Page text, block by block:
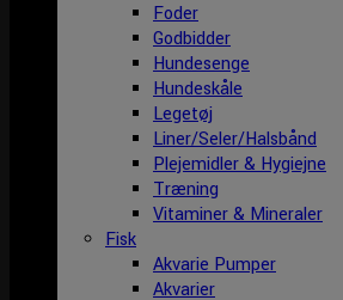
Foder
Godbidder
Hundesenge
Hundeskåle
Legetøj
Liner/Seler/Halsbånd
Plejemidler & Hygiejne
Træning
Vitaminer & Mineraler
Fisk
Akvarie Pumper
Akvarier